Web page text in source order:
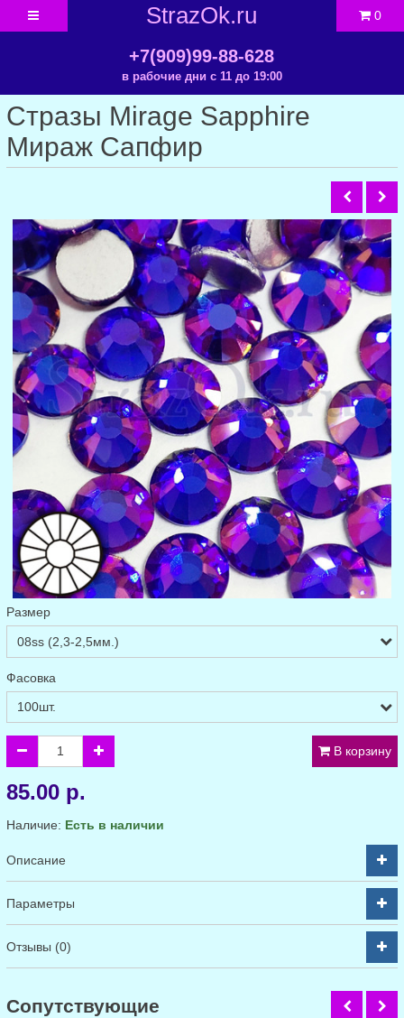
StrazOk.ru
+7(909)99-88-628
в рабочие дни с 11 до 19:00
0
Стразы Mirage Sapphire
Мираж Сапфир
Размер
Фасовка
В корзину
85.00 р.
Наличие: Есть в наличии
Описание
Параметры
Отзывы (0)
Cопутствующие